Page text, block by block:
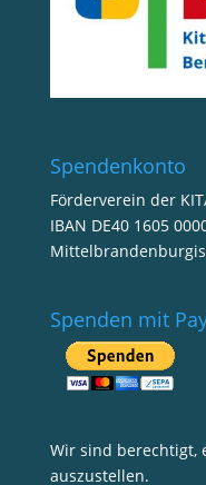
Spendenkonto
Förderverein der
IBAN DE40 1605
Spenden mit
Wir sind berechtigt,
auszustellen.